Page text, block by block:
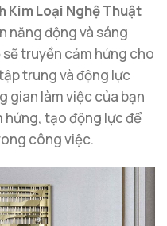
Kim Loại Nghệ Thuật
năng động và sáng
truyền cảm hứng cho
trung và động lực
gian làm việc của bạn
hứng, tạo động lực để
công việc.